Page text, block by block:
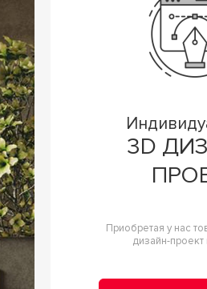
3D
Приобретая у нас
дизайн-